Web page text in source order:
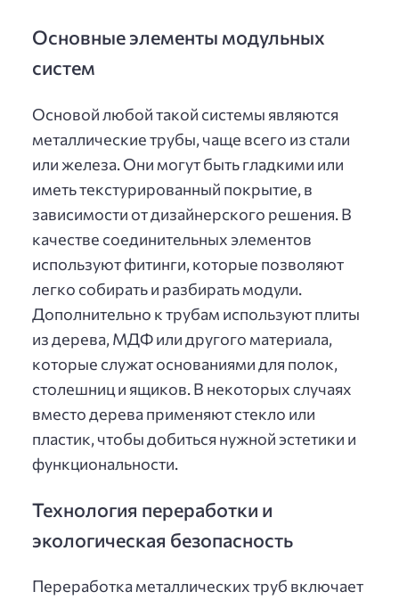
Основные элементы модульных
систем
Основой любой такой системы являются
металлические трубы, чаще всего из стали
или железа. Они могут быть гладкими или
иметь текстурированный покрытие, в
зависимости от дизайнерского решения. В
качестве соединительных элементов
используют фитинги, которые позволяют
легко собирать и разбирать модули.
Дополнительно к трубам используют плиты
из дерева, МДФ или другого материала,
которые служат основаниями для полок,
столешниц и ящиков. В некоторых случаях
вместо дерева применяют стекло или
пластик, чтобы добиться нужной эстетики и
функциональности.
Технология переработки и
экологическая безопасность
Переработка металлических труб включает